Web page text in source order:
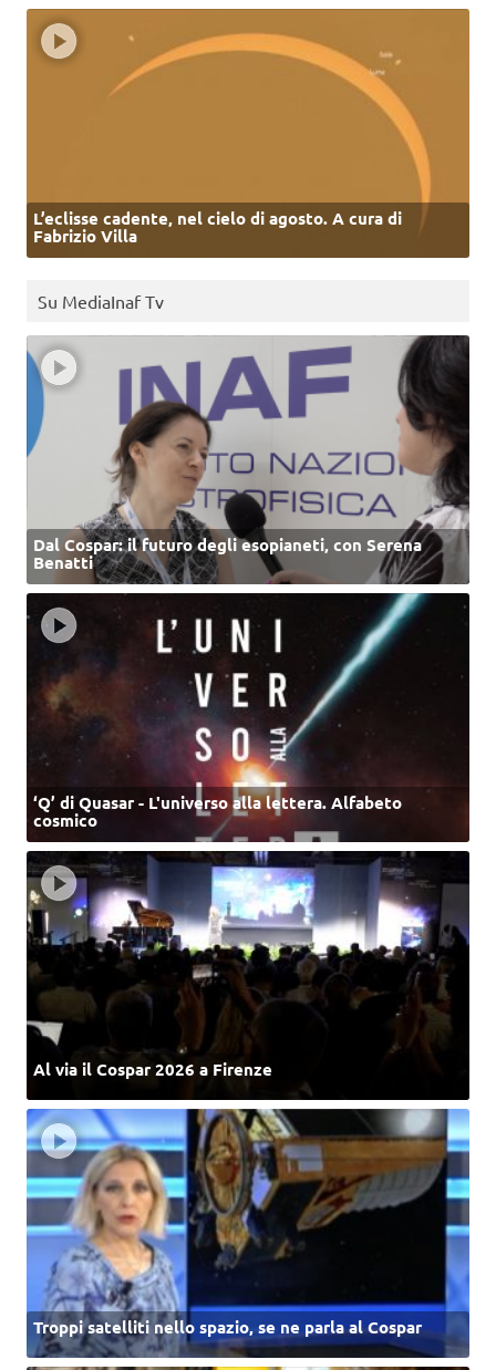
L’eclisse cadente, nel cielo di agosto. A cura di
Fabrizio Villa
Su MediaInaf Tv
Dal Cospar: il futuro degli esopianeti, con Serena
Benatti
‘Q’ di Quasar - L'universo alla lettera. Alfabeto
cosmico
Al via il Cospar 2026 a Firenze
Troppi satelliti nello spazio, se ne parla al Cospar